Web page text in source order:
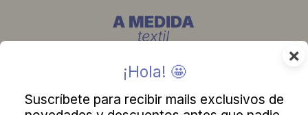
×
¡Hola! 🤩
Suscríbete para recibir mails exclusivos de